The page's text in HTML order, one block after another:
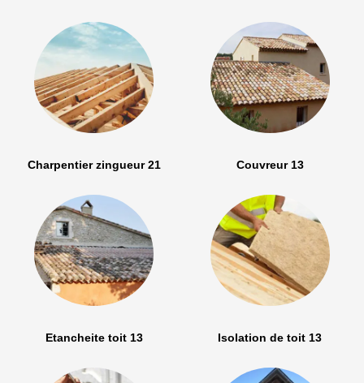
Charpentier zingueur 21 Couvreur 13
Etancheite toit 13 Isolation de toit 13